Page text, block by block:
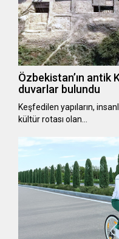
Özbekistan’ın antik
duvarlar bulundu
Keşfedilen yapıların,
kültür rotası olan…